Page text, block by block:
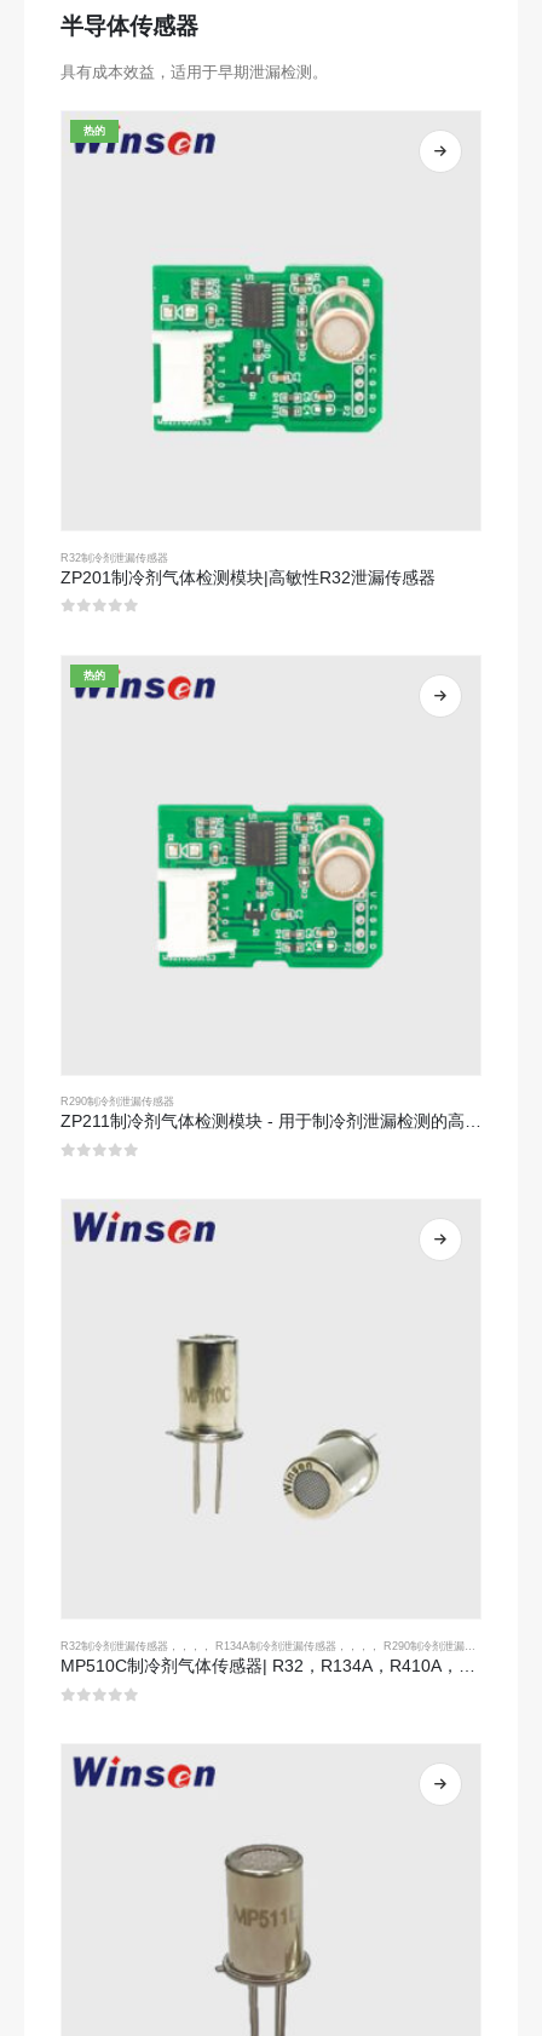
半导体传感器
具有成本效益，适用于早期泄漏检测。
热的
R32制冷剂泄漏传感器
ZP201制冷剂气体检测模块|高敏性R32泄漏传感器
热的
R290制冷剂泄漏传感器
ZP211制冷剂气体检测模块 - 用于制冷剂泄漏检测的高敏性传感器
R32制冷剂泄漏传感器 ，，，， R134A制冷剂泄漏传感器 ，，，， R290制冷剂泄漏传感器
MP510C制冷剂气体传感器| R32，R134A，R410A，R290的高敏性Freon泄漏检测